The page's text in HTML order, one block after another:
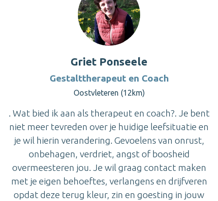
Griet Ponseele
Gestalttherapeut en Coach
Oostvleteren (12km)
. Wat bied ik aan als therapeut en coach?. Je bent
niet meer tevreden over je huidige leefsituatie en
je wil hierin verandering. Gevoelens van onrust,
onbehagen, verdriet, angst of boosheid
overmeesteren jou. Je wil graag contact maken
met je eigen behoeftes, verlangens en drijfveren
opdat deze terug kleur, zin en goesting in jouw